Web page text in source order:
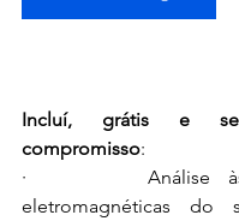
Incluí, grátis e
compromisso:
·       Análise às
eletromagnéticas do